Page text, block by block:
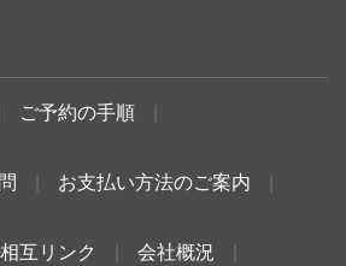
ご予約の手順
お支払い方法のご案内
相互リンク 会社概況